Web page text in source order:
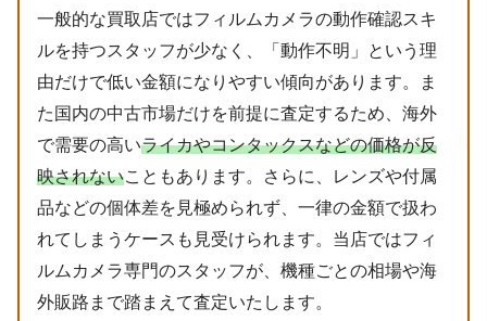
一般的な買取店ではフィルムカメラの動作確認スキ
ルを持つスタッフが少なく、「動作不明」という理
由だけで低い金額になりやすい傾向があります。ま
た国内の中古市場だけを前提に査定するため、海外
で需要の高いライカやコンタックスなどの価格が反
映されないこともあります。さらに、レンズや付属
品などの個体差を見極められず、一律の金額で扱わ
れてしまうケースも見受けられます。当店ではフィ
ルムカメラ専門のスタッフが、機種ごとの相場や海
外販路まで踏まえて査定いたします。